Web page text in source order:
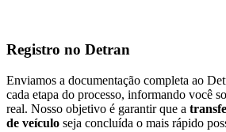
Registro no Detran
Enviamos a documentação completa ao
cada etapa do processo, informando você
real. Nosso objetivo é garantir que a
de veículo seja concluída o mais rápido